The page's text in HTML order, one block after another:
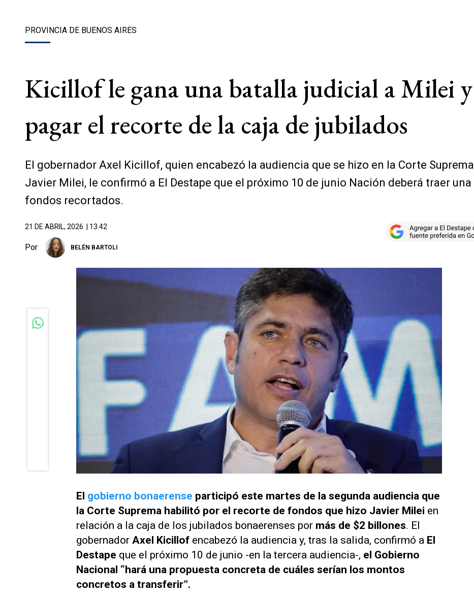
PROVINCIA DE BUENOS AIRES
Kicillof le gana una batalla judicial a Milei
pagar el recorte de la caja de jubilados
El gobernador Axel Kicillof, quien encabezó la audiencia que se hizo en la Corte
Javier Milei, le confirmó a El Destape que el próximo 10 de junio Nación deberá traer
fondos recortados.
21 DE ABRIL, 2026 | 13.42
Por BELÉN BARTOLI
El gobierno bonaerense participó este martes de la segunda audiencia que
la Corte Suprema habilitó por el recorte de fondos que hizo Javier Milei en
relación a la caja de los jubilados bonaerenses por más de $2 billones. El
gobernador Axel Kicillof encabezó la audiencia y, tras la salida, confirmó a El
Destape que el próximo 10 de junio -en la tercera audiencia-, el Gobierno
Nacional “hará una propuesta concreta de cuáles serían los montos
concretos a transferir”.